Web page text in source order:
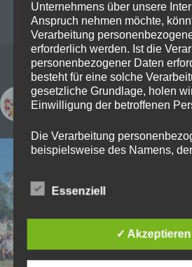
freye_rittersleut_zu_randingen
Unternehmens über unsere
Anspruch nehmen möchte,
Verarbeitung
erforderlich werden. Ist die
personenbezogener Daten
besteht für eine solche
gesetzliche Grundlage, holen
Einwilligung der betroffenen
Die Verarbeitung
beispielsweise des Namens,
Datenschutz-Grundverordnung
landesspezifischen
Mittels dieser
Unternehmen die Öffentlichkeit
und Zweck der von uns
Essenziell
✓ Akzeptieren